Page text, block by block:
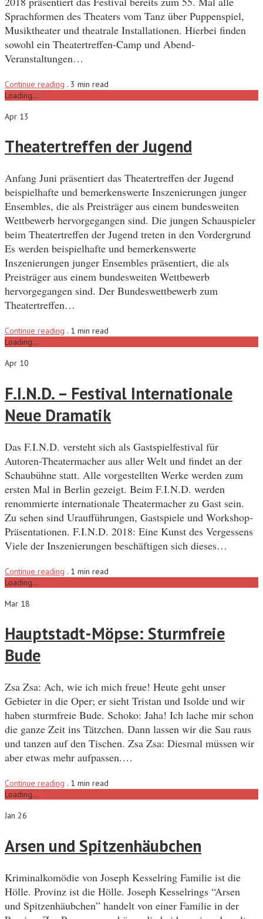
Sprachformen des Theaters vom Tanz über Puppenspiel,
Musiktheater und theatrale Installationen. Hierbei finden
sowohl ein Theatertreffen-Camp und Abend-
Veranstaltungen…
Continue reading . 3 min read
Loading...
Apr 13
Theatertreffen der Jugend
Anfang Juni präsentiert das Theatertreffen der Jugend
beispielhafte und bemerkenswerte Inszenierungen junger
Ensembles, die als Preisträger aus einem bundesweiten
Wettbewerb hervorgegangen sind. Die jungen Schauspieler
beim Theatertreffen der Jugend treten in den Vordergrund
Es werden beispielhafte und bemerkenswerte
Inszenierungen junger Ensembles präsentiert, die als
Preisträger aus einem bundesweiten Wettbewerb
hervorgegangen sind. Der Bundeswettbewerb zum
Theatertreffen…
Continue reading . 1 min read
Loading...
Apr 10
F.I.N.D. – Festival Internationale
Neue Dramatik
Das F.I.N.D. versteht sich als Gastspielfestival für
Autoren-Theatermacher aus aller Welt und findet an der
Schaubühne statt. Alle vorgestellten Werke werden zum
ersten Mal in Berlin gezeigt. Beim F.I.N.D. werden
renommierte internationale Theatermacher zu Gast sein.
Zu sehen sind Uraufführungen, Gastspiele und Workshop-
Präsentationen. F.I.N.D. 2018: Eine Kunst des Vergessens
Viele der Inszenierungen beschäftigen sich dieses…
Continue reading . 1 min read
Loading...
Mar 18
Hauptstadt-Möpse: Sturmfreie
Bude
Zsa Zsa: Ach, wie ich mich freue! Heute geht unser
Gebieter in die Oper; er sieht Tristan und Isolde und wir
haben sturmfreie Bude. Schoko: Jaha! Ich lache mir schon
die ganze Zeit ins Tätzchen. Dann lassen wir die Sau raus
und tanzen auf den Tischen. Zsa Zsa: Diesmal müssen wir
aber etwas mehr aufpassen.…
Continue reading . 1 min read
Loading...
Jan 26
Arsen und Spitzenhäubchen
Kriminalkomödie von Joseph Kesselring Familie ist die
Hölle. Provinz ist die Hölle. Joseph Kesselrings “Arsen
und Spitzenhäubchen” handelt von einer Familie in der